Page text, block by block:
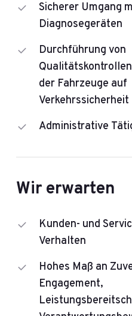
Sicherer Umgang
Diagnosegeräten
Durchführung von
der Fahrzeuge auf
Verkehrssicherheit
Administrative
Wir erwarten
Kunden- und
Verhalten
Hohes Maß an
Engagement,